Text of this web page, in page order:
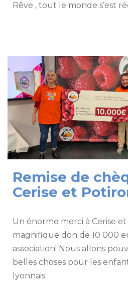
Rêve , tout le monde s’est
Remise de
Cerise et
Un énorme merci à Cerise
magnifique don de 10 000
association! Nous allons
belles choses pour les
lyonnais.